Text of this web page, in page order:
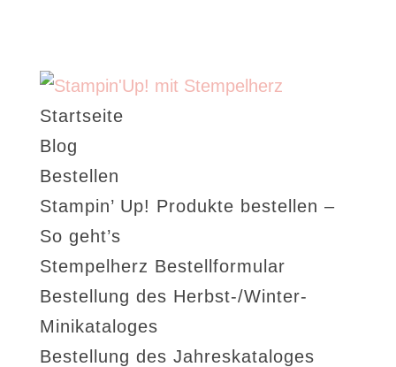
Startseite
Blog
Bestellen
Stampin’ Up! Produkte bestellen –
So geht’s
Stempelherz Bestellformular
Bestellung des Herbst-/Winter-
Minikataloges
Bestellung des Jahreskataloges